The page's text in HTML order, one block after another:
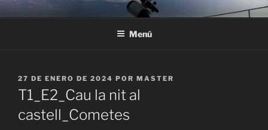
Saltar
al
ASTRONOMÍA EN EL
Observación de estrellas, constelaciones y planetas Astroturismo
Menú
PUBLICADO
EL
27 DE ENERO DE 2024 POR MASTER
T1_E2_Cau la nit al
castell_Cometes